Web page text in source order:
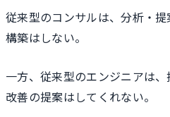
従来型のコンサルは、分析・
構築はしない。
一方、従来型のエンジニアは
改善の提案はしてくれない。